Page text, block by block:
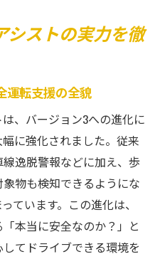
安全支援機能
ハツの最新安全技術
マートアシストの実
反応する進化のポイン
った安心の理由とは
ージョン3の進化点
シスト設定ポイント
定方法と活用のコツ
シストの実力を徹
運転支援の全貌
、バージョン3への進化に
に強化されました。従来
逸脱警報などに加え、歩
物も検知できるようにな
ています。この進化は、
本当に安全なのか？」と
てドライブできる環境を